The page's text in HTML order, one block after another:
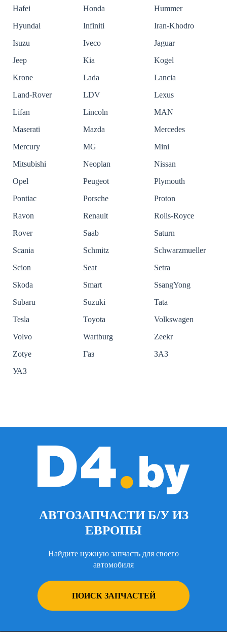
Hafei
Honda
Hummer
Hyundai
Infiniti
Iran-Khodro
Isuzu
Iveco
Jaguar
Jeep
Kia
Kogel
Krone
Lada
Lancia
Land-Rover
LDV
Lexus
Lifan
Lincoln
MAN
Maserati
Mazda
Mercedes
Mercury
MG
Mini
Mitsubishi
Neoplan
Nissan
Opel
Peugeot
Plymouth
Pontiac
Porsche
Proton
Ravon
Renault
Rolls-Royce
Rover
Saab
Saturn
Scania
Schmitz
Schwarzmueller
Scion
Seat
Setra
Skoda
Smart
SsangYong
Subaru
Suzuki
Tata
Tesla
Toyota
Volkswagen
Volvo
Wartburg
Zeekr
Zotye
Газ
ЗАЗ
УАЗ
АВТОЗАПЧАСТИ Б/У ИЗ
ЕВРОПЫ
Найдите нужную запчасть для своего
автомобиля
ПОИСК ЗАПЧАСТЕЙ